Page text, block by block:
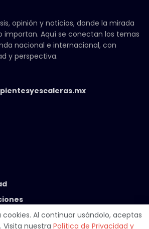
opinión y noticias, donde la mirada
Aquí se conectan los temas
nacional e internacional, con
y perspectiva.
cookies. Al continuar usándolo, aceptas
Visita nuestra Política de Privacidad y